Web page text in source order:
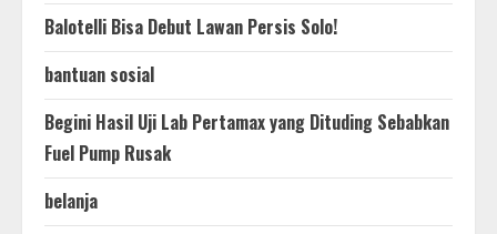
Balotelli Bisa Debut Lawan Persis Solo!
bantuan sosial
Begini Hasil Uji Lab Pertamax yang Dituding Sebabkan
Fuel Pump Rusak
belanja